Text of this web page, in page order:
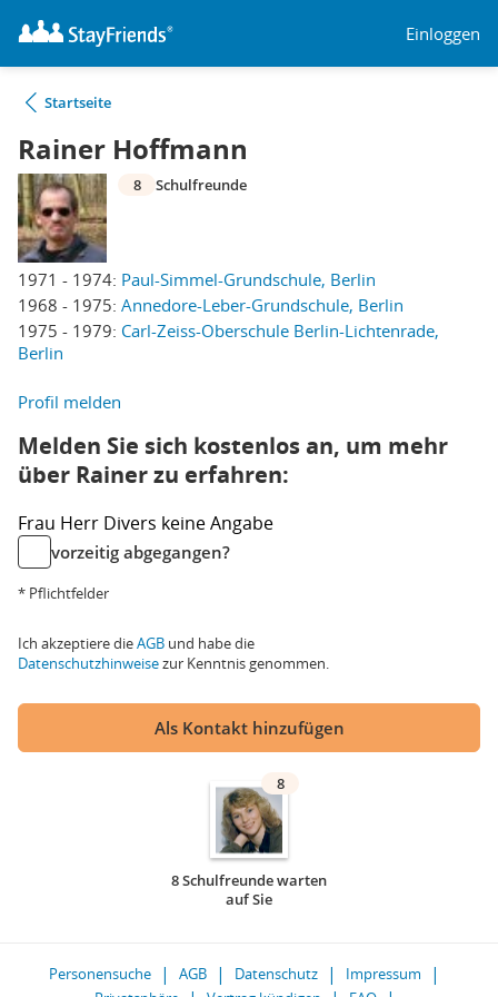
Einloggen
Startseite
Rainer Hoffmann
1971 - 1974: Paul-Simmel-Grundschule, Berlin
1968 - 1975: Annedore-Leber-Grundschule, Berlin
1975 - 1979: Carl-Zeiss-Oberschule Berlin-Lichtenrade,
Berlin
8 Schulfreunde
Profil melden
Melden Sie sich kostenlos an, um mehr
über Rainer zu erfahren:
Frau Herr Divers keine Angabe
vorzeitig abgegangen?
* Pflichtfelder
Ich akzeptiere dieAGB und habe die
Datenschutzhinweisezur Kenntnis genommen.
Als Kontakt hinzufügen
8
8 Schulfreunde warten
auf Sie
Personensuche AGB Datenschutz
Impressum